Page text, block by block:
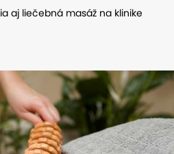
aj liečebná masáž na klinike